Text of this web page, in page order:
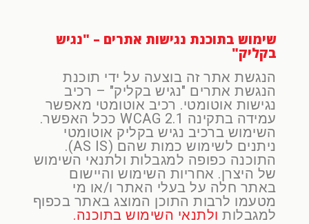
שימוש בתוכנת נגישות אתרים – "נגיש
בקליק"
הנגשת אתר זה בוצעה על ידי תוכנת
הנגשת אתרים "נגיש בקליק" – רכיב
נגישות אוטומטי. רכיב אוטומטי מאפשר
עמידה בתקינה 2.1 WCAG ככל האפשר.
השימוש ברכיב נגיש בקליק אוטומטי
ניתנים לשימוש כמות שהם (AS IS).
התוכנה כפופה למגבלות ולתנאי השימוש
של היצרן. אחריות השימוש והיישום
באתר חלה על בעלי האתר ו/או מי
מטעמו לרבות התוכן המוצג באתר בכפוף
למגבלות ולתנאי השימוש בתוכנה.